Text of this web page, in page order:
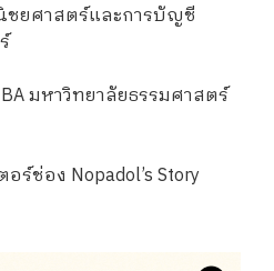
ยศาสตร์และการบัญชี
มหาวิทยาลัยธรรมศาสตร์
ช่อง Nopadol’s Story